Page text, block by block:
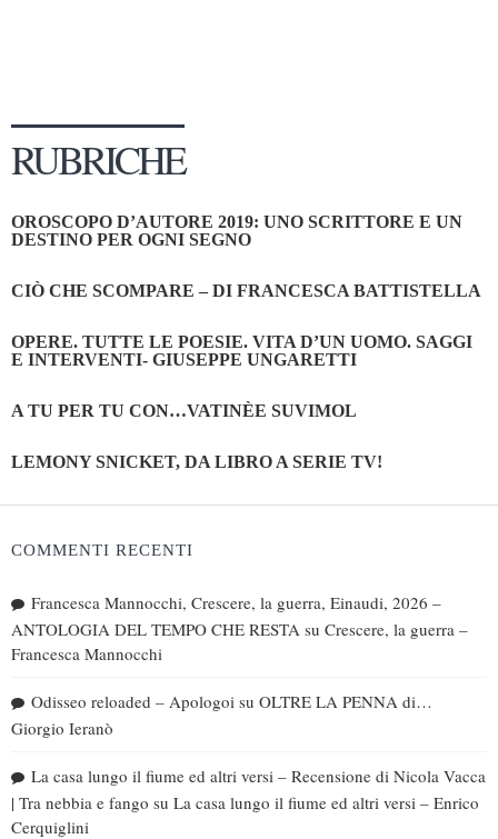
Tabù Festival 2014
A Tutto Volume
Marketing
RUBRICHE
OROSCOPO D’AUTORE 2019: UNO SCRITTORE E UN
DESTINO PER OGNI SEGNO
CIÒ CHE SCOMPARE – DI FRANCESCA BATTISTELLA
OPERE. TUTTE LE POESIE. VITA D’UN UOMO. SAGGI
E INTERVENTI- GIUSEPPE UNGARETTI
A TU PER TU CON…VATINÈE SUVIMOL
LEMONY SNICKET, DA LIBRO A SERIE TV!
COMMENTI RECENTI
Francesca Mannocchi, Crescere, la guerra, Einaudi, 2026 –
ANTOLOGIA DEL TEMPO CHE RESTA su Crescere, la guerra –
Francesca Mannocchi
Odisseo reloaded – Apologoi su OLTRE LA PENNA di…
Giorgio Ieranò
La casa lungo il fiume ed altri versi – Recensione di Nicola Vacca
| Tra nebbia e fango su La casa lungo il fiume ed altri versi – Enrico
Cerquiglini